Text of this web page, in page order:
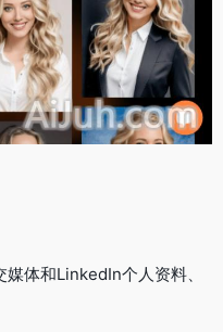
体和LinkedIn个人资料、